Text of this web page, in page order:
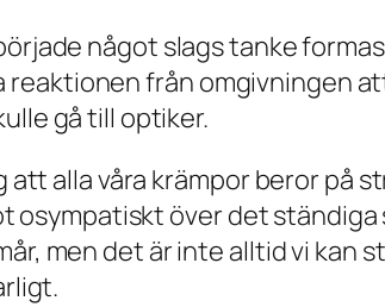
något slags tanke
från omgivningen att
gå till optiker.
alla våra krämpor beror på
osympatiskt över det
men det är inte alltid vi kan